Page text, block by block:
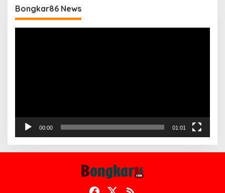
Bongkar86 News
00:00 01:01